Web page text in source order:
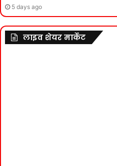
5 days ago
लाइव शेयर मार्केट